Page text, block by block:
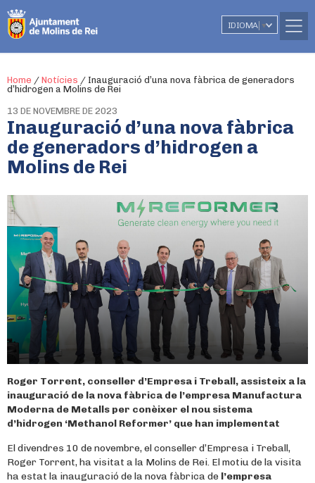
IDIOMA ▼
Home / Notícies / Inauguració d’una nova fàbrica de generadors
d’hidrogen a Molins de Rei
13 DE NOVEMBRE DE 2023
Inauguració d’una nova fàbrica
de generadors d’hidrogen a
Molins de Rei
Roger Torrent, conseller d’Empresa i Treball, assisteix a la
inauguració de la nova fàbrica de l’empresa Manufactura
Moderna de Metalls per conèixer el nou sistema
d’hidrogen ‘Methanol Reformer’ que han implementat
El divendres 10 de novembre, el conseller d’Empresa i Treball,
Roger Torrent, ha visitat a la Molins de Rei. El motiu de la visita
ha estat la inauguració de la nova fàbrica de l’empresa